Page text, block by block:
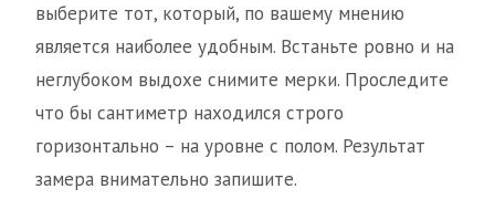
выберите тот, который, по вашему мнению
является наиболее удобным. Встаньте ровно и на
неглубоком выдохе снимите мерки. Проследите
что бы сантиметр находился строго
горизонтально – на уровне с полом. Результат
замера внимательно запишите.